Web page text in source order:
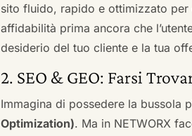
sito fluido, rapido e ottimizzato
affidabilità prima ancora che
desiderio del tuo cliente e la tua
2. SEO & GEO: Farsi
Immagina di possedere la bussola
Optimization). Ma in NETWORX